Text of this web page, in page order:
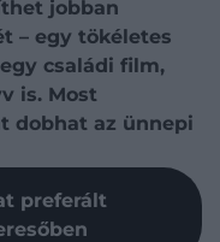
jobban
– egy tökéletes
családi film,
is. Most
dobhat az ünnepi
preferált